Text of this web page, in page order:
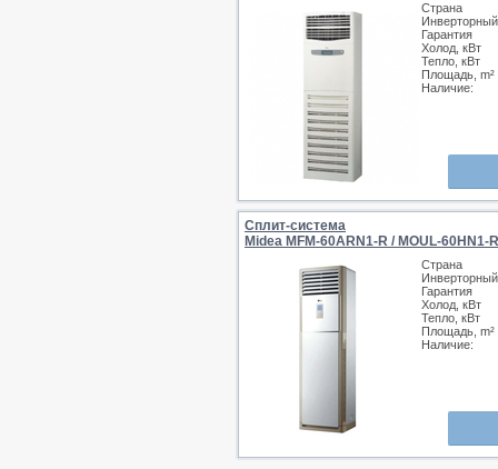
Страна
Инверторный
Гарантия
Холод, кВт
Тепло, кВт
Площадь, m²
Наличие:
Сплит-система
Midea MFM-60ARN1-R / MOUL-60HN1-R
Страна
Инверторный
Гарантия
Холод, кВт
Тепло, кВт
Площадь, m²
Наличие: